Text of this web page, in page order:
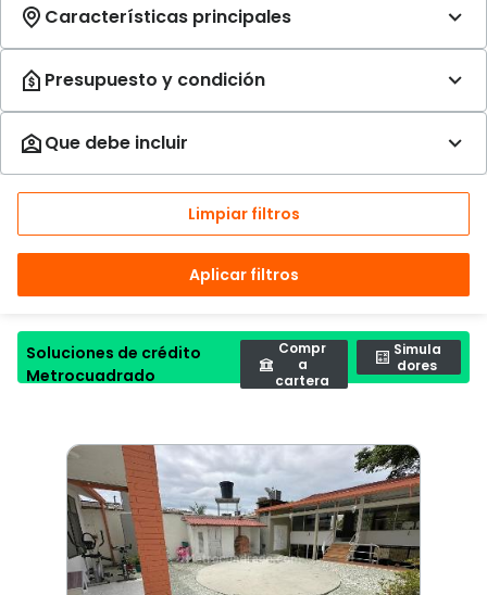
Limpiar filtros
Aplicar filtros
Soluciones de crédito
Metrocuadrado
Compr
a
cartera
Simula
dores